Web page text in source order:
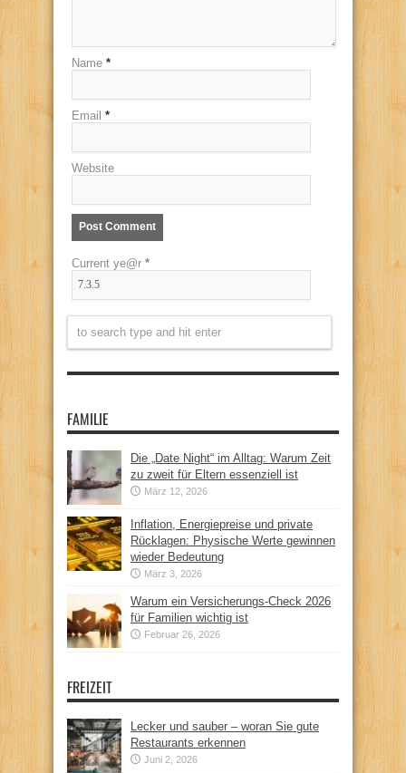
Name *
Email *
Website
Current ye@r *
FAMILIE
Die „Date Night“ im Alltag: Warum Zeit
zu zweit für Eltern essenziell ist
März 12, 2026
Inflation, Energiepreise und private
Rücklagen: Physische Werte gewinnen
wieder Bedeutung
März 3, 2026
Warum ein Versicherungs-Check 2026
für Familien wichtig ist
Februar 26, 2026
FREIZEIT
Lecker und sauber – woran Sie gute
Restaurants erkennen
Juni 2, 2026